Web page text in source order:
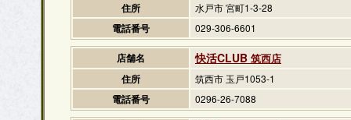
住所 水戸市 宮町1-3-28
電話番号 029-306-6601
店舗名 快活CLUB 筑西店
住所 筑西市 玉戸1053-1
電話番号 0296-26-7088